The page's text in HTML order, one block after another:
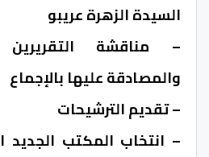
السيدة الزهرة عريبو
– مناقشة التقريرين
والمصادقة عليها بالإجماع
– تقديم الترشيحات
– انتخاب المكتب